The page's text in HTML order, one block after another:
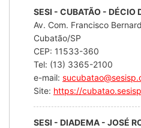
SESI - CUBATÃO - DÉCIO
Av. Com. Francisco
Cubatão/SP
CEP: 11533-360
Tel: (13) 3365-2100
e-mail:
Site: https://
SESI - DIADEMA - JOSÉ